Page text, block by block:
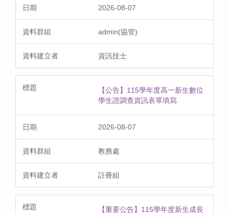
2026-08-07
admin(協管)
資訊技士
【公告】115學年度高一新生數位
學生證調查資訊表單填寫
2026-08-07
教務處
註冊組
【重要公告】115學年度新生成長